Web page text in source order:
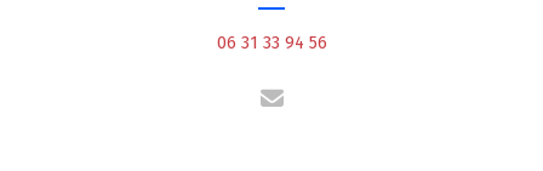
06 31 33 94 56